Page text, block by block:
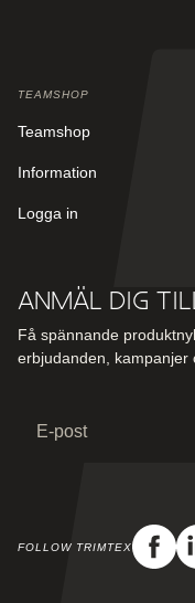
TEAMSHOP
Teamshop
Information
Logga in
Anmäl dig
Få spännande
erbjudanden, kampanjer
FOLLOW TRIMTEX